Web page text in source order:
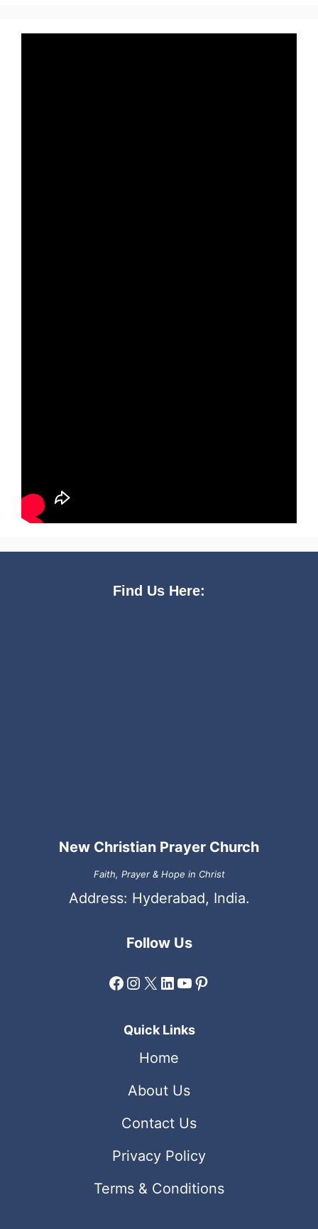
Find Us Here:
New Christian Prayer Church
Faith, Prayer & Hope in Christ
Address: Hyderabad, India.
Follow Us
Facebook
Instagram
X LinkedIn
YouTube
Pinterest
Quick Links
Home
About Us
Contact Us
Privacy Policy
Terms & Conditions